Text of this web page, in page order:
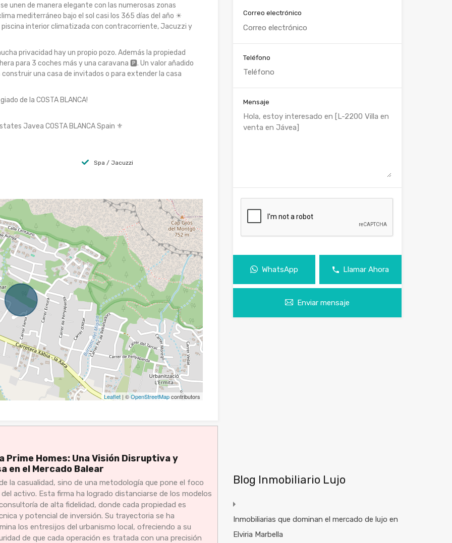
unen de manera elegante con las numerosas zonas
mediterráneo bajo el sol casi los 365 días del año ☀
piscina interior climatizada con contracorriente, Jacuzzi y
privacidad hay un propio pozo. Además la propiedad
para 3 coches más y una caravana 🅿. Un valor añadido
una casa de invitados o para extender la casa
de la COSTA BLANCA!
Javea COSTA BLANCA Spain ⚜
Spa / Jacuzzi
Leaflet | ©OpenStreetMapcontributors
Prime Homes: Una Visión Disruptiva y
en el Mercado Balear
la casualidad, sino de una metodología que pone el foco
activo. Esta firma ha logrado distanciarse de los modelos
de alta fidelidad, donde cada propiedad es
y potencial de inversión. Su trayectoria se ha
los entresijos del urbanismo local, ofreciendo a su
de que cada operación es tratada con una precisión
Correo electrónico
Teléfono
Mensaje
WhatsApp Llamar Ahora
Enviar mensaje
Blog Inmobiliario Lujo
Inmobiliarias que dominan el mercado de lujo en
Elviria Marbella